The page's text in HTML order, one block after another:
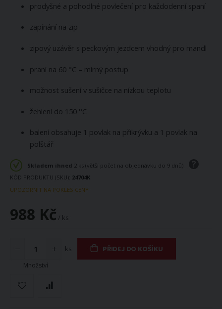
prodyšné a pohodlné povlečení pro každodenní spaní
zapínání na zip
zipový uzávěr s peckovým jezdcem vhodný pro mandl
praní na 60 °C – mírný postup
možnost sušení v sušičce na nízkou teplotu
žehlení do 150 °C
balení obsahuje 1 povlak na přikrývku a 1 povlak na
polštář
Skladem ihned 2 ks (větší počet na objednávku do 9 dnů)
KÓD PRODUKTU (SKU) 24704K
UPOZORNIT NA POKLES CENY
988 Kč / ks
Množství
ks PŘIDEJ DO KOŠÍKU